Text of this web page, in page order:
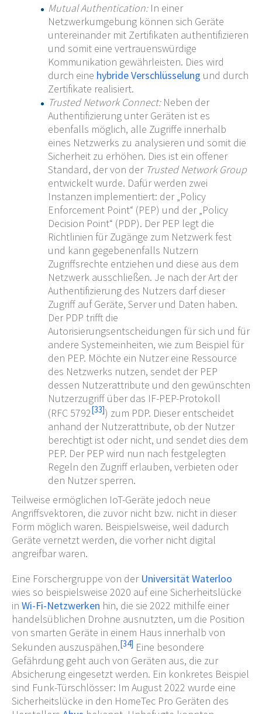
Mutual Authentication:In einer
Netzwerkumgebung können sich Geräte
untereinander mit Zertifikaten authentifizieren
und somit eine vertrauenswürdige
Kommunikation gewährleisten. Dies wird
durch eine hybride Verschlüsselung und durch
Zertifikate realisiert.
Trusted Network Connect:Neben der
Authentifizierung unter Geräten ist es
ebenfalls möglich, alle Zugriffe innerhalb
eines Netzwerks zu analysieren und somit die
Sicherheit zu erhöhen. Dies ist ein offener
Standard, der von der Trusted Network Group
entwickelt wurde. Dafür werden zwei
Instanzen implementiert: der „Policy
Enforcement Point“ (PEP) und der „Policy
Decision Point“ (PDP). Der PEP legt die
Richtlinien für Zugänge zum Netzwerk fest
und kann gegebenenfalls Nutzern
Zugriffsrechte entziehen und diese aus dem
Netzwerk ausschließen. Je nach der Art der
Authentifizierung des Nutzers darf dieser
Zugriff auf Geräte, Server und Daten haben.
Der PDP trifft die
Autorisierungsentscheidungen für sich und für
andere Systemeinheiten, wie zum Beispiel für
den PEP. Möchte ein Nutzer eine Ressource
des Netzwerks nutzen, sendet der PEP
dessen Nutzerattribute und den gewünschten
Nutzerzugriff über das IF-PEP-Protokoll
(RFC 5792[33]) zum PDP. Dieser entscheidet
anhand der Nutzerattribute, ob der Nutzer
berechtigt ist oder nicht, und sendet dies dem
PEP. Der PEP wird nun nach festgelegten
Regeln den Zugriff erlauben, verbieten oder
den Nutzer sperren.
Teilweise ermöglichen IoT-Geräte jedoch neue
Angriffsvektoren, die zuvor nicht bzw. nicht in dieser
Form möglich waren. Beispielsweise, weil dadurch
Geräte vernetzt werden, die vorher nicht digital
angreifbar waren.
Eine Forschergruppe von der Universität Waterloo
wies so beispielsweise 2020 auf eine Sicherheitslücke
in Wi-Fi-Netzwerken hin, die sie 2022 mithilfe einer
handelsüblichen Drohne ausnutzten, um die Position
von smarten Geräte in einem Haus innerhalb von
Sekunden auszuspähen.[34] Eine besondere
Gefährdung geht auch von Geräten aus, die zur
Absicherung eingesetzt werden. Ein konkretes Beispiel
sind Funk-Türschlösser: Im August 2022 wurde eine
Sicherheitslücke in den HomeTec Pro Geräten des